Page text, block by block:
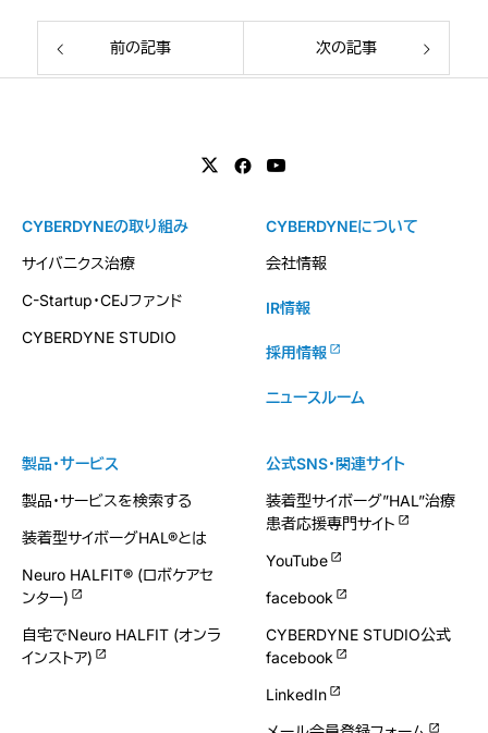
前の記事 次の記事
製品・サービス
製品・サービスを検索する
装着型サイボーグHAL®とは
Neuro HALFIT® (ロボケアセ
ンター)
自宅でNeuro HALFIT (オンラ
インストア)
CYBERDYNEの取り組み
サイバニクス治療
C-Startup・CEJファンド
CYBERDYNE STUDIO
CYBERDYNEについて
会社情報
IR情報
採用情報
ニュースルーム
公式SNS・関連サイト
装着型サイボーグ”HAL”治療
患者応援専門サイト
YouTube
facebook
CYBERDYNE STUDIO公式
facebook
LinkedIn